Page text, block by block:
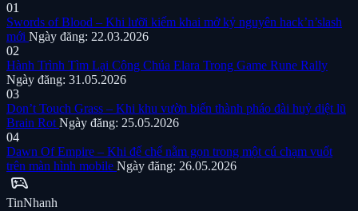
01
Swords of Blood – Khi lưỡi kiếm khai mở kỷ nguyên hack’n’slash
mới Ngày đăng: 22.03.2026
02
Hành Trình Tìm Lại Công Chúa Elara Trong Game Rune Rally
Ngày đăng: 31.05.2026
03
Don’t Touch Grass – Khi khu vườn biến thành pháo đài huỷ diệt lũ
Brain Rot Ngày đăng: 25.05.2026
04
Dawn Of Empire – Khi đế chế nằm gọn trong một cú chạm vuốt
trên màn hình mobile Ngày đăng: 26.05.2026
sports_esports
TinNhanh